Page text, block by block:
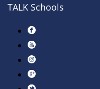
TALK Schools